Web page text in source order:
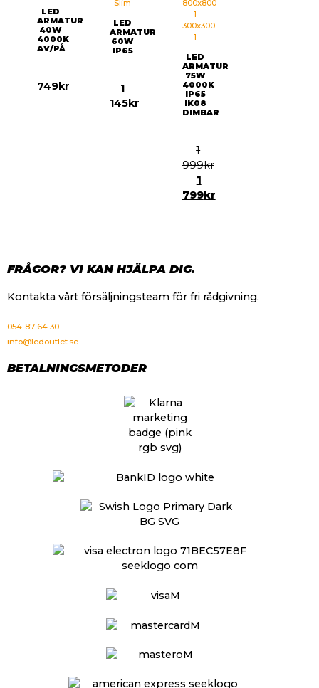
LED
ARMATUR
40W
4000K
AV/PÅ
749kr
LED
ARMATUR
60W
IP65
1
145kr
LED
ARMATUR
75W
4000K
IP65
IK08
DIMBAR
1
999kr
1
799kr
FRÅGOR? VI KAN HJÄLPA DIG.
Kontakta vårt försäljningsteam för fri rådgivning.
054-87 64 30
info@ledoutlet.se
BETALNINGSMETODER